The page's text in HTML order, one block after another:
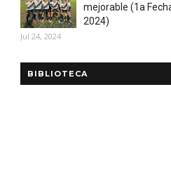
mejorable (1a
2024)
Jul 24, 2024
BIBLIOTECA